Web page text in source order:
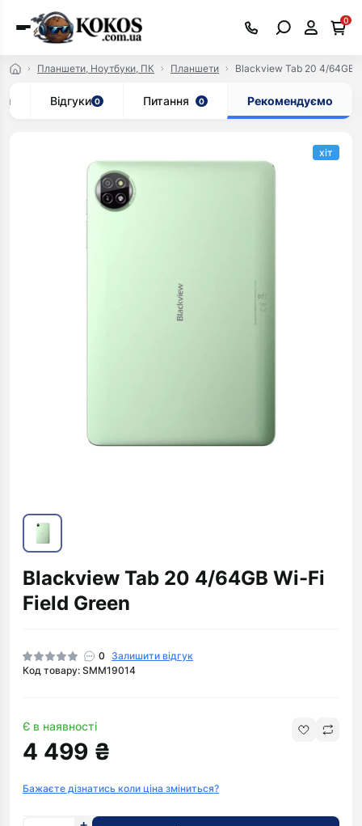
0
Планшети, Ноутбуки, ПК Планшети Blackview Tab 20 4/64GB
Відгуки 0 Питання 0 Рекомендуємо
хіт
Blackview Tab 20 4/64GB Wi-Fi
Field Green
0
Залишити відгук
Код товару: SMM19014
Є в наявності
4 499 ₴
Бажаєте дізнатись коли ціна зміниться?